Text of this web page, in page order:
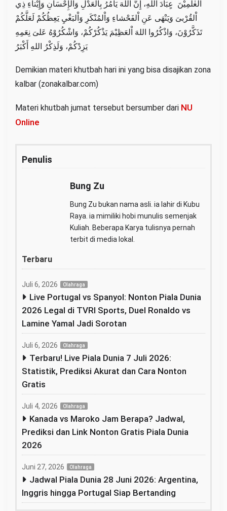
الْعٰلَمِيْنَ عٍبَادَ اللهِ، إِنَّ اللهَ يَأْمُرُ بِاْلعَدْلِ وَاْلإِحْسَانِ وَإِيْتاءِ ذِي
اْلقُرْبىَ وَيَنْهَى عَنِ اْلفَحْشاءِ وَاْلمُنْكَرِ وَاْلبَغْيِ يَعِظُكُمْ لَعَلَّكُمْ
تَذَكَّرُوْنَ، وَاذْكُرُوا اللهَ اْلعَظِيْمَ يَذْكُرْكُمْ، وَاشْكُرُوْهُ عَلىَ نِعَمِهِ
يَزِدْكُمْ، وَلَذِكْرُ اللهِ أَكْبَرُ
Demikian materi khutbah hari ini yang bisa disajikan zona
kalbar (zonakalbar.com)
Materi khutbah jumat tersebut bersumber dari NU
Online
Penulis
Bung Zu
Bung Zu bukan nama asli. ia lahir di Kubu
Raya. ia mimiliki hobi munulis semenjak
Kuliah. Beberapa Karya tulisnya pernah
terbit di media lokal.
Terbaru
Juli 6, 2026 Olahraga
Live Portugal vs Spanyol: Nonton Piala Dunia
2026 Legal di TVRI Sports, Duel Ronaldo vs
Lamine Yamal Jadi Sorotan
Juli 6, 2026 Olahraga
Terbaru! Live Piala Dunia 7 Juli 2026:
Statistik, Prediksi Akurat dan Cara Nonton
Gratis
Juli 4, 2026 Olahraga
Kanada vs Maroko Jam Berapa? Jadwal,
Prediksi dan Link Nonton Gratis Piala Dunia
2026
Juni 27, 2026 Olahraga
Jadwal Piala Dunia 28 Juni 2026: Argentina,
Inggris hingga Portugal Siap Bertanding